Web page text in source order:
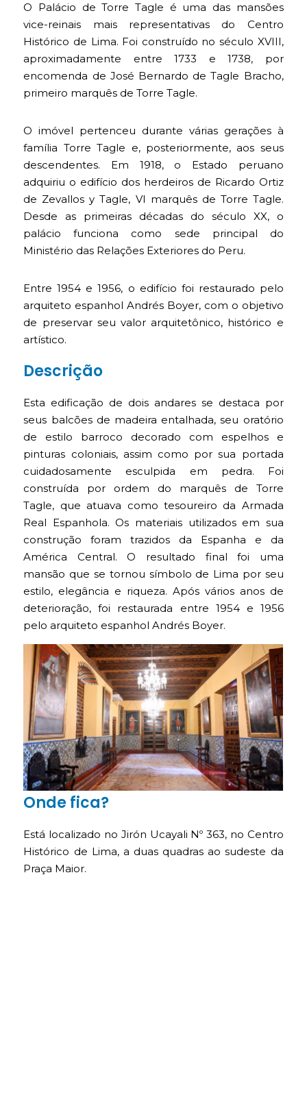
O Palácio de Torre Tagle é uma das mansões
vice-reinais mais representativas do Centro
Histórico de Lima. Foi construído no século XVIII,
aproximadamente entre 1733 e 1738, por
encomenda de José Bernardo de Tagle Bracho,
primeiro marquês de Torre Tagle.
O imóvel pertenceu durante várias gerações à
família Torre Tagle e, posteriormente, aos seus
descendentes. Em 1918, o Estado peruano
adquiriu o edifício dos herdeiros de Ricardo Ortiz
de Zevallos y Tagle, VI marquês de Torre Tagle.
Desde as primeiras décadas do século XX, o
palácio funciona como sede principal do
Ministério das Relações Exteriores do Peru.
Entre 1954 e 1956, o edifício foi restaurado pelo
arquiteto espanhol Andrés Boyer, com o objetivo
de preservar seu valor arquitetônico, histórico e
artístico.
Descrição
Esta edificação de dois andares se destaca por
seus balcões de madeira entalhada, seu oratório
de estilo barroco decorado com espelhos e
pinturas coloniais, assim como por sua portada
cuidadosamente esculpida em pedra. Foi
construída por ordem do marquês de Torre
Tagle, que atuava como tesoureiro da Armada
Real Espanhola. Os materiais utilizados em sua
construção foram trazidos da Espanha e da
América Central. O resultado final foi uma
mansão que se tornou símbolo de Lima por seu
estilo, elegância e riqueza. Após vários anos de
deterioração, foi restaurada entre 1954 e 1956
pelo arquiteto espanhol Andrés Boyer.
Onde fica?
Está localizado no Jirón Ucayali Nº 363, no Centro
Histórico de Lima, a duas quadras ao sudeste da
Praça Maior.